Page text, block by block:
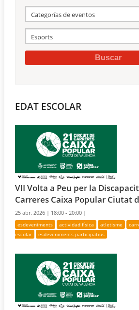
EDAT ESCOLAR
VII Volta a Peu per la
Carreres Caixa Popular Ciutat
25 abr. 2026 | 18:00 - 20:00 |
esdeveniments actividad física atletisme
escolar
esdeveniments participatius